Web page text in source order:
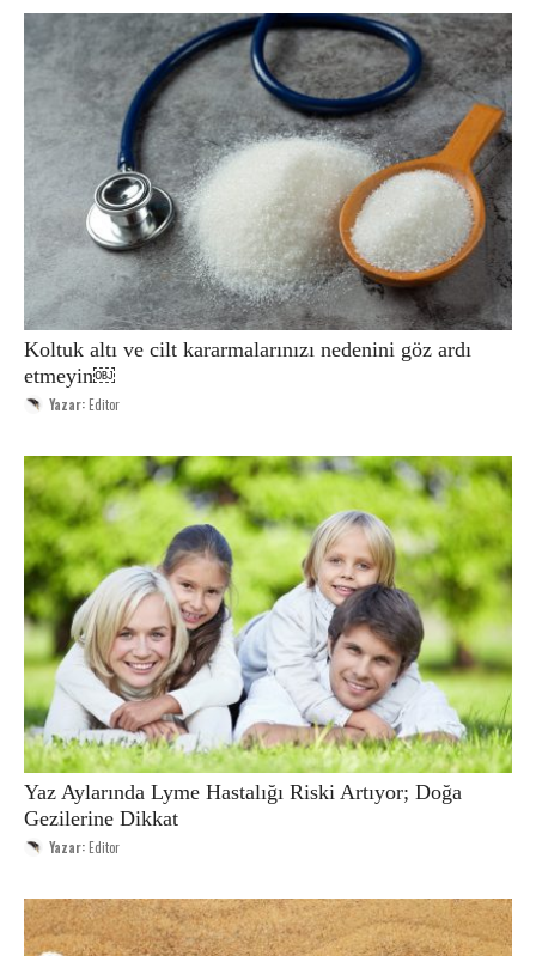
Koltuk altı ve cilt kararmalarınızı nedenini göz ardı
etmeyin￼
Yazar:Editor
Yaz Aylarında Lyme Hastalığı Riski Artıyor; Doğa
Gezilerine Dikkat
Yazar:Editor